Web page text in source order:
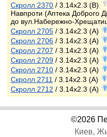
Скролл 2370 / 3.14x2.3 (B)
Навпроти (Аптека Доброго
до вул.Набережно-
Скролл 2705 / 3.14x2.3 (A)
Скролл 2706 / 3.14x2.3 (A)
Скролл 2707 / 3.14x2.3 (A)
Скролл 2709 / 3.14x2.3 (A)
Скролл 2710 / 3.14x2.3 (A)
Скролл 2711 / 3.14x2.3 (A)
Скролл 2712 / 3.14x2.3 (A)
©2026
Киев,